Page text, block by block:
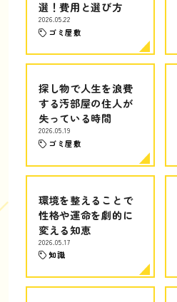
選！費用と選び方
2026.05.22
ゴミ屋敷
探し物で人生を浪費
する汚部屋の住人が
失っている時間
2026.05.19
ゴミ屋敷
環境を整えることで
性格や運命を劇的に
変える知恵
2026.05.17
知識